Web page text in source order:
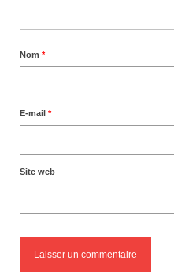
Nom *
E-mail *
Site web